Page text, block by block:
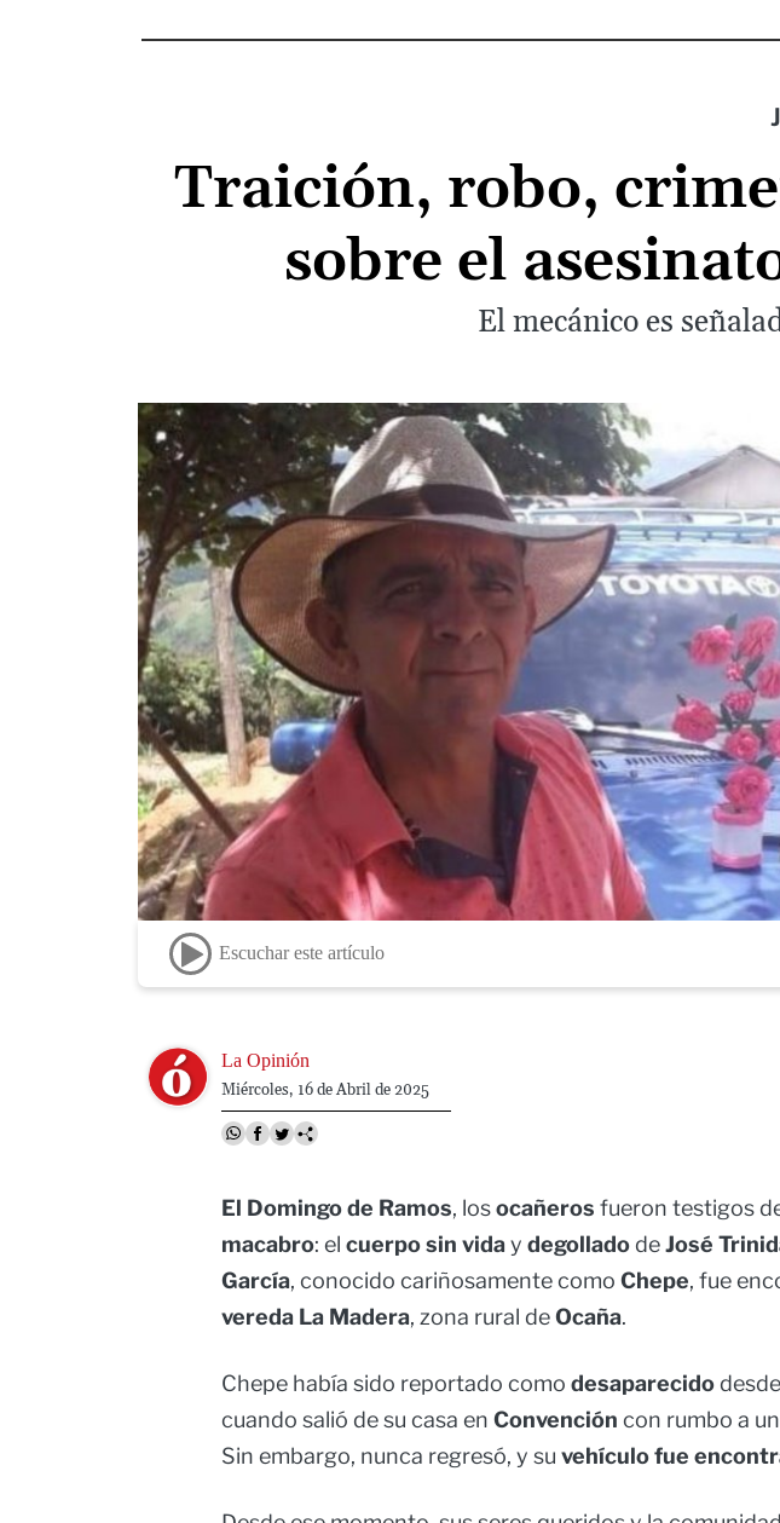
Traición, robo,
sobre el
El mecánico es
Escuchar este artículo
Image La Opinión
Miércoles, 16 de Abril de 2025
El Domingo de Ramos, losocañeros fueron testigos
macabro: el cuerpo sin viday degolladodeJosé
García, conocido cariñosamente como Chepe, fue
vereda La Madera, zona rural deOcaña.
Chepe había sido reportado como desaparecido
cuando salió de su casa en Convención con rumbo a un
Sin embargo, nunca regresó, y su vehículo fue